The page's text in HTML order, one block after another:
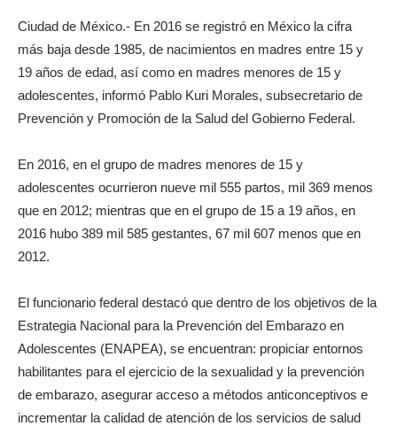
Ciudad de México.- En 2016 se registró en México la cifra
más baja desde 1985, de nacimientos en madres entre 15 y
19 años de edad, así como en madres menores de 15 y
adolescentes, informó Pablo Kuri Morales, subsecretario de
Prevención y Promoción de la Salud del Gobierno Federal.
En 2016, en el grupo de madres menores de 15 y
adolescentes ocurrieron nueve mil 555 partos, mil 369 menos
que en 2012; mientras que en el grupo de 15 a 19 años, en
2016 hubo 389 mil 585 gestantes, 67 mil 607 menos que en
2012.
El funcionario federal destacó que dentro de los objetivos de la
Estrategia Nacional para la Prevención del Embarazo en
Adolescentes (ENAPEA), se encuentran: propiciar entornos
habilitantes para el ejercicio de la sexualidad y la prevención
de embarazo, asegurar acceso a métodos anticonceptivos e
incrementar la calidad de atención de los servicios de salud